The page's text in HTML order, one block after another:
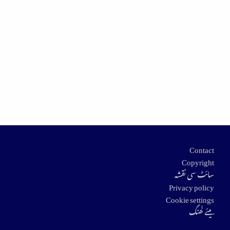
Footer
Contact
Copyright
سائٹ سی نقشہ
Privacy policy
Cookie settings
میئے لھنگ